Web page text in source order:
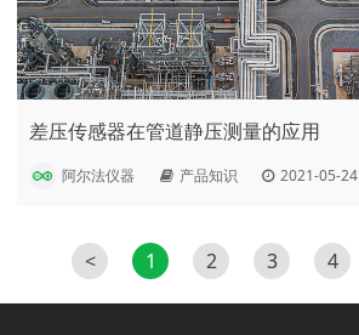
差压传感器在管道静压测量的应用
阿尔法仪器 产品知识 2021-05-24
< 1 2 3 4